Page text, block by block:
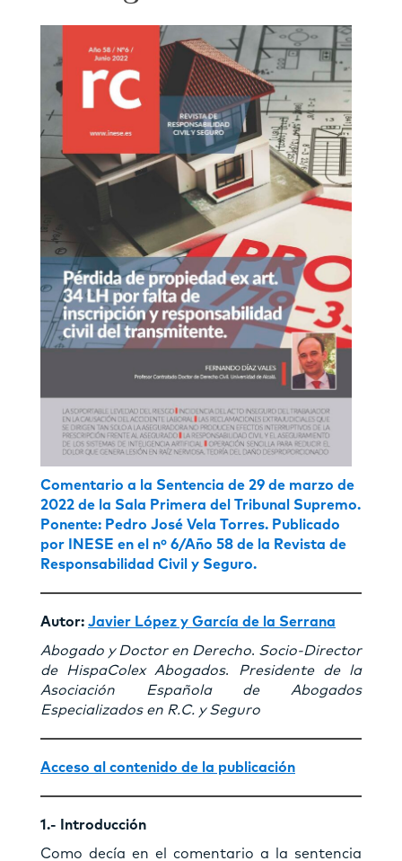
Comentario a la Sentencia de 29 de marzo de
2022 de la Sala Primera del Tribunal Supremo.
Ponente: Pedro José Vela Torres. Publicado
por INESE en el nº 6/Año 58 de la Revista de
Responsabilidad Civil y Seguro.
Autor: Javier López y García de la Serrana
Abogado y Doctor en Derecho. Socio-Director
de HispaColex Abogados.
Presidente de la
Asociación Española
de Abogados
Especializados en R.C. y Seguro
Acceso al contenido de la publicación
1.- Introducción
Como decía en el comentario a la sentencia